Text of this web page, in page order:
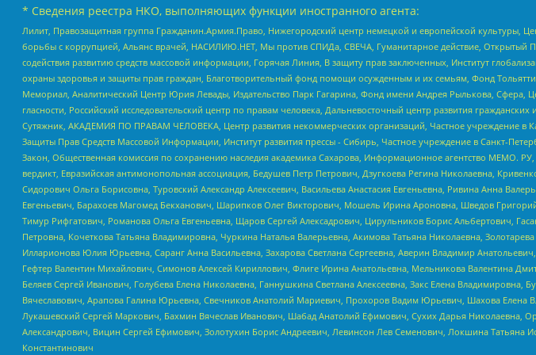
* Сведения реестра НКО, выполняющих функции иностранного агента:
Лилит, Правозащитная группа Гражданин.Армия.Право, Нижегородский центр немецкой и европейской культуры,
борьбы с коррупцией, Альянс врачей, НАСИЛИЮ.НЕТ, Мы против СПИДа, СВЕЧА, Гуманитарное действие, Открытый
содействия развитию средств массовой информации, Горячая Линия, В защиту прав заключенных, Институт
охраны здоровья и защиты прав граждан, Благотворительный фонд помощи осужденным и их семьям, Фонд
Мемориал, Аналитический Центр Юрия Левады, Издательство Парк Гагарина, Фонд имени Андрея Рылькова,
гласности, Российский исследовательский центр по правам человека, Дальневосточный центр развития
Сутяжник, АКАДЕМИЯ ПО ПРАВАМ ЧЕЛОВЕКА, Центр развития некоммерческих организаций, Частное учреждение в
Защиты Прав Средств Массовой Информации, Институт развития прессы - Сибирь, Частное учреждение в Санкт-
Закон, Общественная комиссия по сохранению наследия академика Сахарова, Информационное агентство МЕМО.
вердикт, Евразийская антимонопольная ассоциация, Бедушев Петр Петрович, Дзугкоева Регина Николаевна,
Сидорович Ольга Борисовна, Туровский Александр Алексеевич, Васильева Анастасия Евгеньевна, Ривина Анна
Евгеньевич, Барахоев Магомед Бекханович, Шарипков Олег Викторович, Мошель Ирина Ароновна, Шведов
Тимур Рифгатович, Романова Ольга Евгеньевна, Щаров Сергей Алексадрович, Цирульников Борис Альбертович,
Петровна, Кочеткова Татьяна Владимировна, Чуркина Наталья Валерьевна, Акимова Татьяна Николаевна,
Илларионова Юлия Юрьевна, Саранг Анна Васильевна, Захарова Светлана Сергеевна, Аверин Владимир
Гефтер Валентин Михайлович, Симонов Алексей Кириллович, Флиге Ирина Анатольевна, Мельникова Валентина
Беляев Сергей Иванович, Голубева Елена Николаевна, Ганнушкина Светлана Алексеевна, Закс Елена
Вячеславович, Арапова Галина Юрьевна, Свечников Анатолий Мариевич, Прохоров Вадим Юрьевич, Шахова Елена
Лукашевский Сергей Маркович, Бахмин Вячеслав Иванович, Шабад Анатолий Ефимович, Сухих Дарья Николаевна,
Александрович, Вицин Сергей Ефимович, Золотухин Борис Андреевич, Левинсон Лев Семенович, Локшина
Константинович